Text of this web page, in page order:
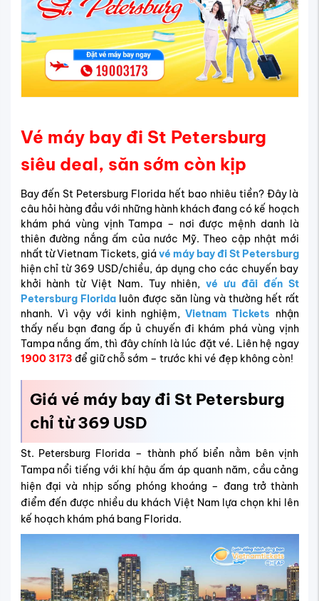
Vé máy bay đi St Petersburg
siêu deal, săn sớm còn kịp
Bay đến St Petersburg Florida hết bao nhiêu tiền? Đây là
câu hỏi hàng đầu với những hành khách đang có kế hoạch
khám phá vùng vịnh Tampa – nơi được mệnh danh là
thiên đường nắng ấm của nước Mỹ. Theo cập nhật mới
nhất từ Vietnam Tickets, giá vé máy bay đi St Petersburg
hiện chỉ từ 369 USD/chiều, áp dụng cho các chuyến bay
khởi hành từ Việt Nam. Tuy nhiên,vé ưu đãi đến St
Petersburg Floridaluôn được săn lùng và thường hết rất
nhanh. Vì vậy với kinh nghiệm,Vietnam Tickets nhận
thấy nếu bạn đang ấp ủ chuyến đi khám phá vùng vịnh
Tampa nắng ấm, thì đây chính là lúc đặt vé. Liên hệ ngay
1900 3173 để giữ chỗ sớm – trước khi vé đẹp không còn!
Giá vé máy bay đi St Petersburg
chỉ từ 369 USD
St. Petersburg Florida – thành phố biển nằm bên vịnh
Tampa nổi tiếng với khí hậu ấm áp quanh năm, cầu cảng
hiện đại và nhịp sống phóng khoáng – đang trở thành
điểm đến được nhiều du khách Việt Nam lựa chọn khi lên
kế hoạch khám phá bang Florida.